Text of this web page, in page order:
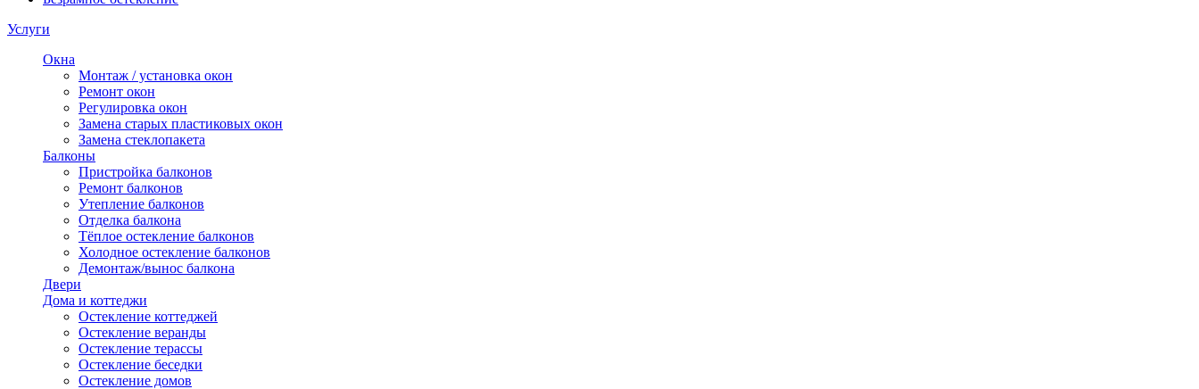
Услуги
Окна
Монтаж / установка окон
Ремонт окон
Регулировка окон
Замена старых пластиковых окон
Замена стеклопакета
Балконы
Пристройка балконов
Ремонт балконов
Утепление балконов
Отделка балкона
Тёплое остекление балконов
Холодное остекление балконов
Демонтаж/вынос балкона
Двери
Дома и коттеджи
Остекление коттеджей
Остекление веранды
Остекление терассы
Остекление беседки
Остекление домов